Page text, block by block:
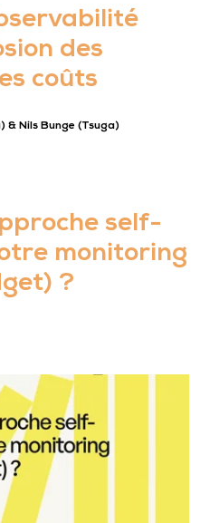
des
coûts
& Nils Bunge (Tsuga)
self-
monitoring
?